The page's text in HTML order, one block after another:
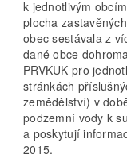
k jednotlivým
plocha
obec sestávala z
dané obce
PRVKUK pro
stránkách
zemědělství) v
podzemní vody k
a poskytují
2015.